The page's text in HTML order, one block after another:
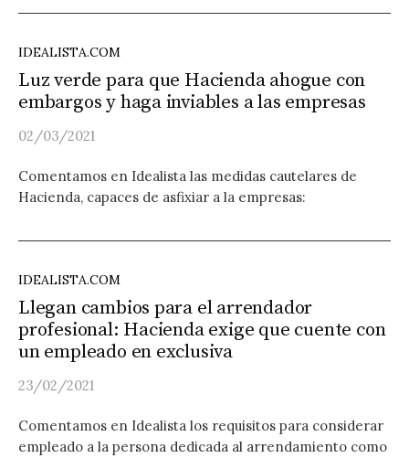
IDEALISTA.COM
Luz verde para que Hacienda ahogue con
embargos y haga inviables a las empresas
02/03/2021
Comentamos en Idealista las medidas cautelares de
Hacienda, capaces de asfixiar a la empresas:
IDEALISTA.COM
Llegan cambios para el arrendador
profesional: Hacienda exige que cuente con
un empleado en exclusiva
23/02/2021
Comentamos en Idealista los requisitos para considerar
empleado a la persona dedicada al arrendamiento como